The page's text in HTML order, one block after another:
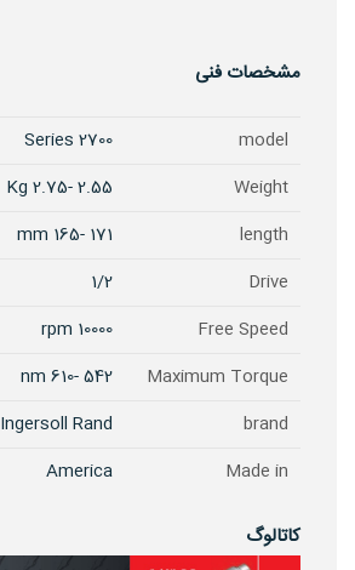
مشخصات فنی
model
2700 Series
Weight
2.55 -2.75 Kg
length
171 -165 mm
Drive
1/2
Free Speed
10000 rpm
Maximum Torque
542 -610 nm
brand
Ingersoll Rand
Made in
America
کاتالوگ